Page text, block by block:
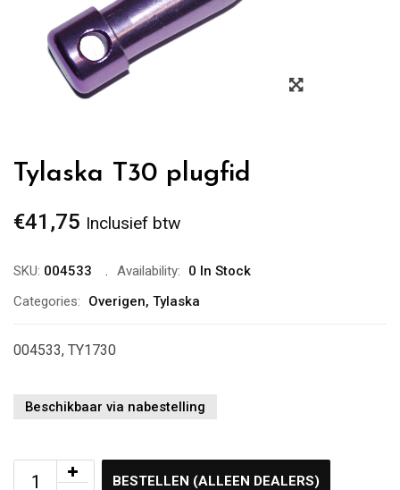
Tylaska T30 plugfid
€41,75 Inclusief btw
SKU: 004533 Availability:
0 In Stock
Categories:
Overigen, Tylaska
004533, TY1730
Beschikbaar via nabestelling
BESTELLEN (ALLEEN DEALERS)